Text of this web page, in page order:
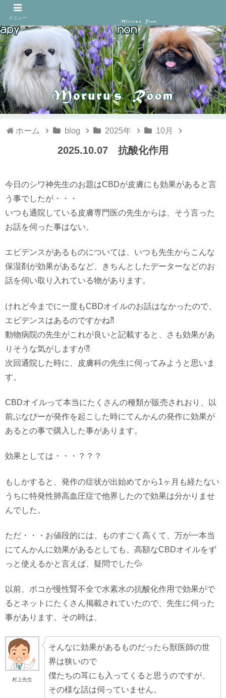
ホーム blog 2025年 10月
2025.10.07 抗酸化作用
今日のシワ神先生のお題はCBDが皮膚にも効果があると言
う事でしたが・・・
いつも通院している皮膚専門医の先生からは、そう言った
お話を伺った事はない。
エビデンスがあるものについては、いつも先生からこんな
保湿剤が効果があるなど、きちんとしたデーターなどのお
話を伺い取り入れている物があります。
けれど今までに一度もCBDオイルのお話はなかったので、
エビデンスはあるのですかね⁈
動物病院の先生がこれが良いと記載すると、さも効果があ
りそうな気がしますが⁈
次回通院した時に、皮膚科の先生に伺ってみようと思いま
す。
CBDオイルって本当にたくさんの種類が販売されおり、以
前ぶなぴーが発作を起こした時にてんかんの発作に効果が
あるとの事で購入した事があります。
効果としては・・・？？？
もしかすると、発作の症状が出始めてから1ヶ月も経たない
うちに特発性肺高血圧症で他界したので効果は分かりませ
んでした。
ただ・・・お値段的には、ものすごく高くて、万が一本当
にてんかんに効果があるとしても、高額なCBDオイルをず
っと使えるかと言えば、疑問でした💦
以前、ポコが慢性腎不全で水素水の抗酸化作用で効果がで
るとネットにたくさん掲載されていたので、先生に伺った
事があります。その時は、
村上先生
そんなに効果があるものだったら獣医師の世
界は狭いので
僕たちの耳にも入ってくると思うのですが、
その様な話は伺っていません。
メニュー